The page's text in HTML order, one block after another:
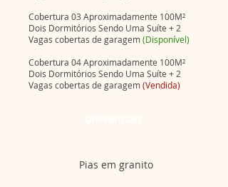
Cobertura 03 Aproximadamente 100M²
Dois Dormitórios Sendo Uma Suíte + 2
Vagas cobertas de garagem(Disponível)
Cobertura 04 Aproximadamente 100M²
Dois Dormitórios Sendo Uma Suíte + 2
Vagas cobertas de garagem(Vendida)
Pias em granito